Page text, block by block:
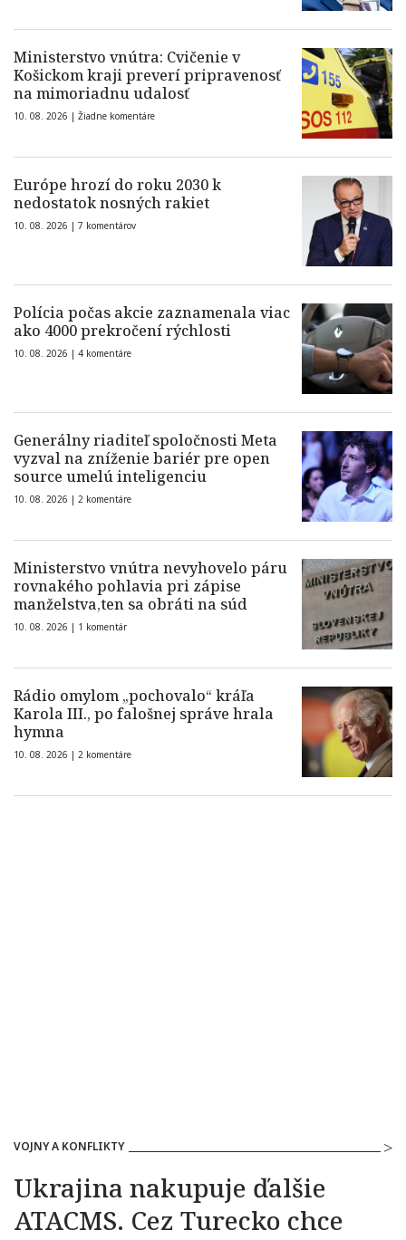
Ministerstvo vnútra: Cvičenie v
Košickom kraji preverí pripravenosť
na mimoriadnu udalosť
10. 08. 2026 | Žiadne komentáre
Európe hrozí do roku 2030 k
nedostatok nosných rakiet
10. 08. 2026 | 7 komentárov
Polícia počas akcie zaznamenala viac
ako 4000 prekročení rýchlosti
10. 08. 2026 | 4 komentáre
Generálny riaditeľ spoločnosti Meta
vyzval na zníženie bariér pre open
source umelú inteligenciu
10. 08. 2026 | 2 komentáre
Ministerstvo vnútra nevyhovelo páru
rovnakého pohlavia pri zápise
manželstva,ten sa obráti na súd
10. 08. 2026 | 1 komentár
Rádio omylom „pochovalo“ kráľa
Karola III., po falošnej správe hrala
hymna
10. 08. 2026 | 2 komentáre
VOJNY A KONFLIKTY
Ukrajina nakupuje ďalšie
ATACMS. Cez Turecko chce